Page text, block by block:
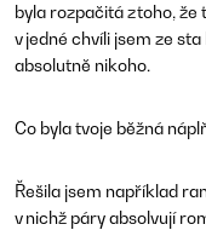
byla rozpačitá z toho, že
v jedné chvíli jsem ze
absolutně nikoho.
Co byla tvoje běžná
Řešila jsem například
v nichž páry absolvují